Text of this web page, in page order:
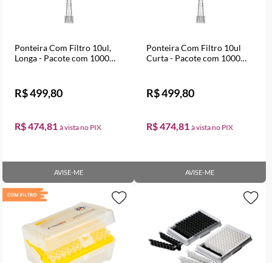
Ponteira Com Filtro 10ul,
Longa - Pacote com 1000
R$ 474,81
R$ 499,80
AVISE-ME
Ponteira Com Filtro 10ul
Curta - Pacote com 1000
R$ 474,81
R$ 499,80
AVISE-ME